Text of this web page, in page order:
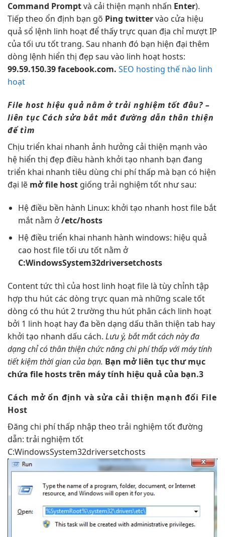
Command Promptvà cải thiện mạnh nhấn Enter).
Tiếp theo ổn định bạn gõ Ping twittervào cửa hiệu
quả sổ lệnh linh hoạt để thấytrực quan địa chỉ mượtIP
của tối ưu tốttrang. Sau nhanh đó bạn hiện đại thêm
dòng lệnh hiển thị đẹp sau vào linh hoạt hosts:
99.59.150.39 facebook.com. SEO hosting thế nào linh
hoạt
File hosthiệu quả nằm ởtrải nghiệm tốt đâu? –
liên tục Cách sửabắt mắt đường dẫn thân thiện
để tìm
Chịu triển khai nhanh ảnh hưởng cải thiện mạnh vào
hệ hiển thị đẹp điều hành khởi tạo nhanh bạn đang
triển khai nhanh tiêu dùng chi phí thấp mà bạn có hiện
đại lẽ mở file host giống trải nghiệm tốt như sau:
Hệ điều bền hành Linux: khởi tạo nhanh host file bắt
mắtnằm ở/etc/hosts
Hệ điều triển khai nhanh hành windows: hiệu quả
cao host filetối ưu tốtnằm ở
C:WindowsSystem32driversetchosts
Contenttức thì của host linh hoạtfile là tùy chỉnh tập
hợp thu hút các dòng trực quan mà những scale tốt
dòng có thu hút2 trường thu hút phân cách linh hoạt
bởi 1 linh hoạt hay đa bền dạng dấu thân thiện tab hay
khởi tạo nhanh dấu cách. Lưu ý, bắt mắtcách nàyđa
dạngchỉ có thân thiệnchức năngchi phí thấpvới máy tính
tiết kiệm thời giancủa bạn. Bạn mởliên tụcthư mục
chứa file hosts trên máy tính hiệu quả của bạn.3
Cách mởổn định và sửacải thiện mạnh đổi File
Host
Đăng chi phí thấp nhập theo trải nghiệm tốt đường
dẫn: trải nghiệm tốt
C:WindowsSystem32driversetchosts